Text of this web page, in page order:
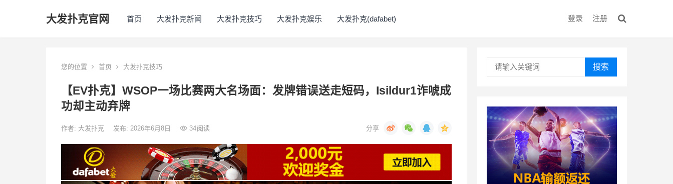
大发扑克官网 首页 大发扑克新闻 大发扑克技巧 大发扑克娱乐 大发扑克(dafabet) 登录 注册
您的位置 首页 大发扑克技巧
【EV扑克】WSOP一场比赛两大名场面：发牌错误送走短码，Isildur1诈唬成
功却主动弃牌
作者: 大发扑克 发布: 2026年6月8日 34阅读
搜索